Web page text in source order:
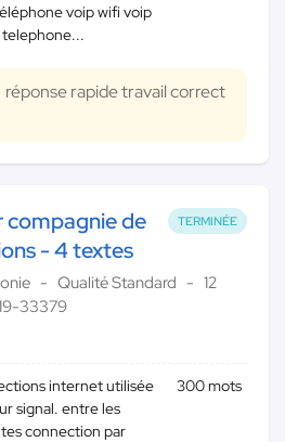
voip wifi voip
réponse rapide travail correct
TERMINÉE
de
- 4 textes
Qualité Standard
12
33379
internet utilisée
signal. entre les
connection par
300 mots